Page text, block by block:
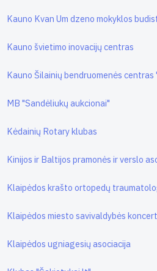
Kauno Kvan Um dzeno mokyklos
Kauno švietimo inovacijų centras
Kauno Šilainių bendruomenės centras
MB "Sandėliukų aukcionai"
Kėdainių Rotary klubas
Kinijos ir Baltijos pramonės ir verslo
Klaipėdos krašto ortopedų
Klaipėdos miesto savivaldybės
Klaipėdos ugniagesių asociacija